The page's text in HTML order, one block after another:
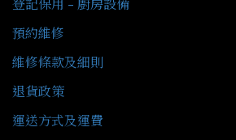
登記保用 - 廚房設備
預約維修
維修條款及細則
退貨政策
運送方式及運費